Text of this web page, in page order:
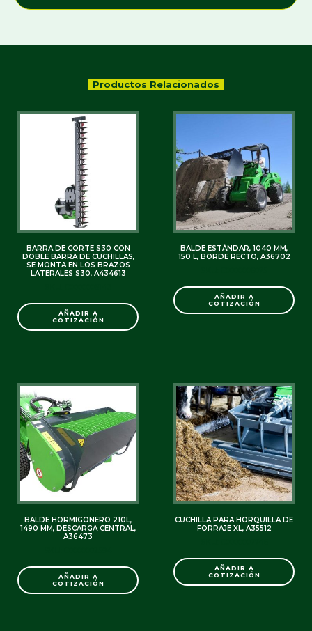
Productos Relacionados
BARRA DE CORTE S30 CON
DOBLE BARRA DE CUCHILLAS,
SE MONTA EN LOS BRAZOS
LATERALES S30, A434613
AÑADIR A
COTIZACIÓN
BALDE ESTÁNDAR, 1040 MM,
150 L, BORDE RECTO, A36702
AÑADIR A
COTIZACIÓN
BALDE HORMIGONERO 210L,
1490 MM, DESCARGA CENTRAL,
A36473
AÑADIR A
COTIZACIÓN
CUCHILLA PARA HORQUILLA DE
FORRAJE XL, A35512
AÑADIR A
COTIZACIÓN